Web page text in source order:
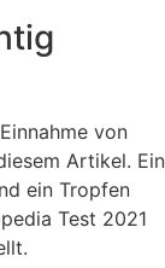
von
Artikel. Ein
ein Tropfen
Test 2021